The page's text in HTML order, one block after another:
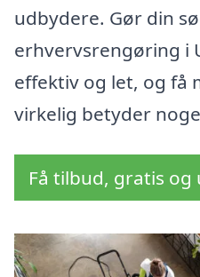
udbydere. Gør din
erhvervsrengøring i
effektiv og let, og få
virkelig betyder
Få tilbud, gratis